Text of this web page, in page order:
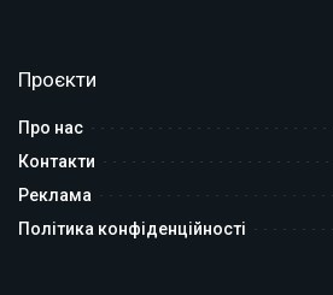
Проєкти
Про нас
Контакти
Реклама
Політика конфіденційності